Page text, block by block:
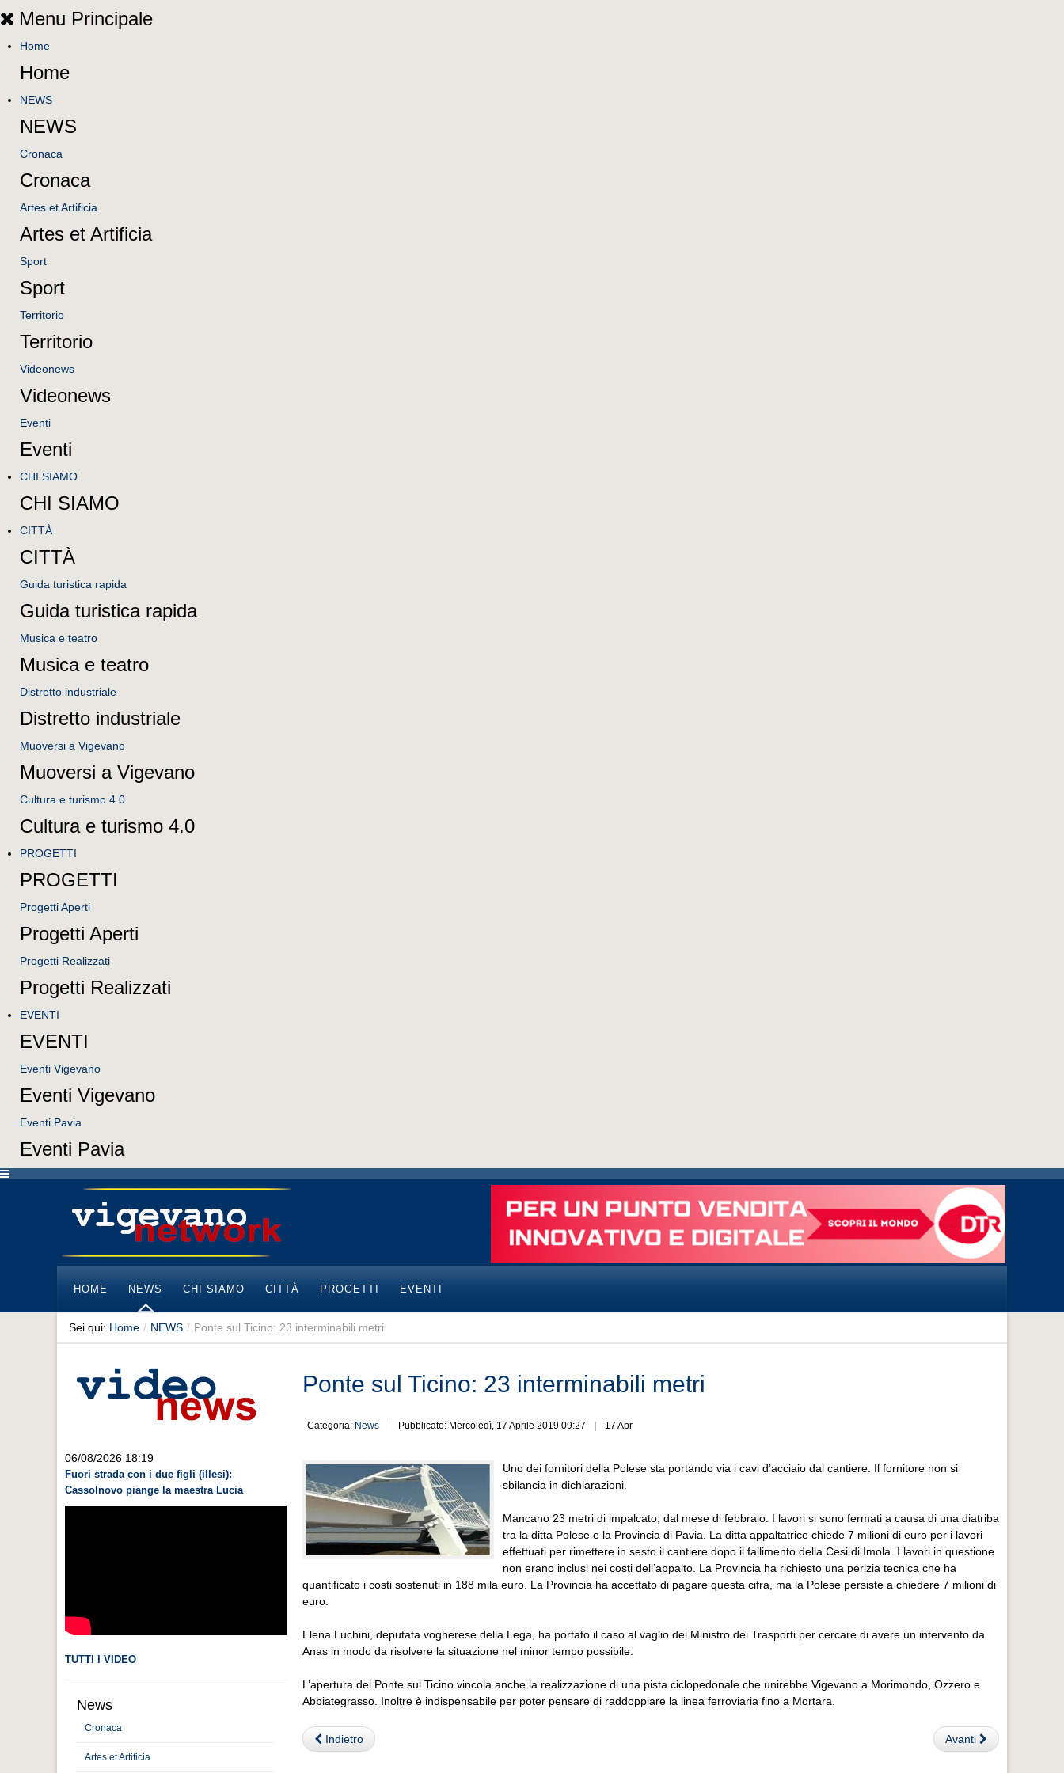
Menu Principale
Home
Home
NEWS
NEWS
Cronaca
Cronaca
Artes et Artificia
Artes et Artificia
Sport
Sport
Territorio
Territorio
Videonews
Videonews
Eventi
Eventi
CHI SIAMO
CHI SIAMO
CITTÀ
CITTÀ
Guida turistica rapida
Guida turistica rapida
Musica e teatro
Musica e teatro
Distretto industriale
Distretto industriale
Muoversi a Vigevano
Muoversi a Vigevano
Cultura e turismo 4.0
Cultura e turismo 4.0
PROGETTI
PROGETTI
Progetti Aperti
Progetti Aperti
Progetti Realizzati
Progetti Realizzati
EVENTI
EVENTI
Eventi Vigevano
Eventi Vigevano
Eventi Pavia
Eventi Pavia
HOME NEWS CHI SIAMO CITTÀ PROGETTI EVENTI
Sei qui: Home / NEWS / Ponte sul Ticino: 23 interminabili metri
06/08/2026 18:19
Fuori strada con i due figli (illesi):
Cassolnovo piange la maestra Lucia
TUTTI I VIDEO
News
Cronaca
Artes et Artificia
Ponte sul Ticino: 23 interminabili metri
Categoria: News Pubblicato: Mercoledì, 17 Aprile 2019 09:27 17 Apr
Uno dei fornitori della Polese sta portando via i cavi d’acciaio dal cantiere. Il fornitore non si
sbilancia in dichiarazioni.
Mancano 23 metri di impalcato, dal mese di febbraio. I lavori si sono fermati a causa di una diatriba
tra la ditta Polese e la Provincia di Pavia. La ditta appaltatrice chiede 7 milioni di euro per i lavori
effettuati per rimettere in sesto il cantiere dopo il fallimento della Cesi di Imola. I lavori in questione
non erano inclusi nei costi dell’appalto. La Provincia ha richiesto una perizia tecnica che ha
quantificato i costi sostenuti in 188 mila euro. La Provincia ha accettato di pagare questa cifra, ma la Polese persiste a chiedere 7 milioni di
euro.
Elena Luchini, deputata vogherese della Lega, ha portato il caso al vaglio del Ministro dei Trasporti per cercare di avere un intervento da
Anas in modo da risolvere la situazione nel minor tempo possibile.
L’apertura del Ponte sul Ticino vincola anche la realizzazione di una pista ciclopedonale che unirebbe Vigevano a Morimondo, Ozzero e
Abbiategrasso. Inoltre è indispensabile per poter pensare di raddoppiare la linea ferroviaria fino a Mortara.
Indietro Avanti